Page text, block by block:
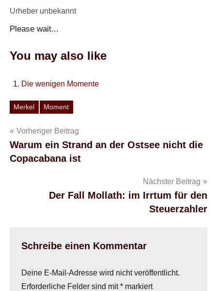
Urheber unbekannt
Please wait...
You may also like
Die wenigen Momente
Schlagwörter
Merkel Moment
Beitragsnavigation
Vorheriger Beitrag
Warum ein Strand an der Ostsee nicht die
Copacabana ist
Nächster Beitrag
Der Fall Mollath: im Irrtum für den
Steuerzahler
Schreibe einen Kommentar
Deine E-Mail-Adresse wird nicht veröffentlicht.
Erforderliche Felder sind mit* markiert